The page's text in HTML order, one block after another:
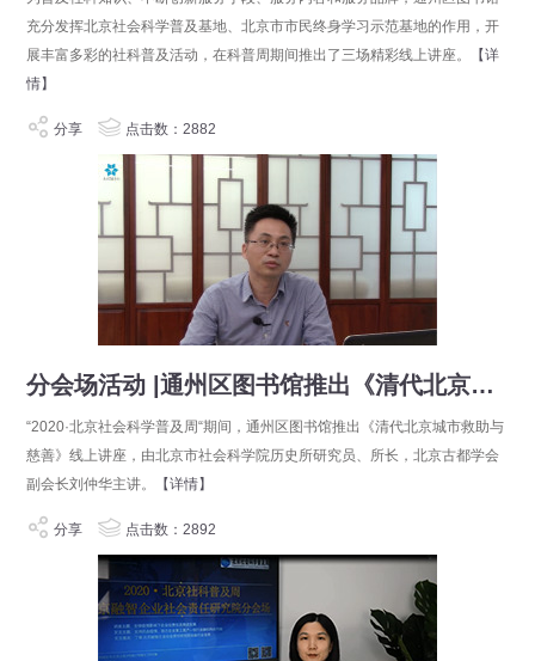
充分发挥北京社会科学普及基地、北京市市民终身学习示范基地的作用，开
展丰富多彩的社科普及活动，在科普周期间推出了三场精彩线上讲座。
【详
情】
分享 点击数：2882
分会场活动 |通州区图书馆推出《清代北京城市救助与慈善》主题讲座
“2020·北京社会科学普及周“期间，通州区图书馆推出《清代北京城市救助与
慈善》线上讲座，由北京市社会科学院历史所研究员、所长，北京古都学会
副会长刘仲华主讲。
【详情】
分享 点击数：2892